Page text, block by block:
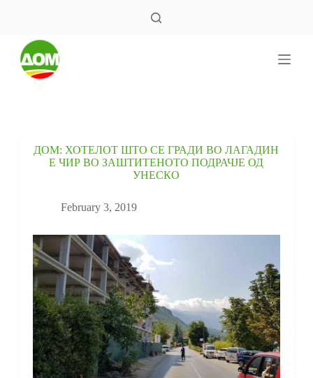
ДОМ: ХОТЕЛОТ ШТО СЕ ГРАДИ ВО ЛАГАДИН
Е ЧИР ВО ЗАШТИТЕНОТО ПОДРАЧЈЕ ОД
УНЕСКО
February 3, 2019